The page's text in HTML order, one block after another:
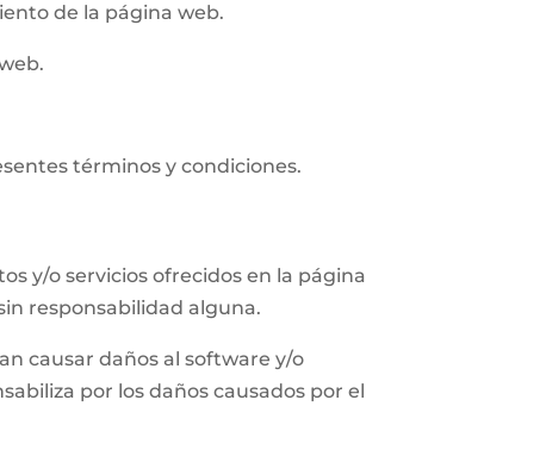
de la página web.
términos y condiciones.
y/o servicios ofrecidos en la página
responsabilidad alguna.
causar daños al software y/o
por los daños causados por el